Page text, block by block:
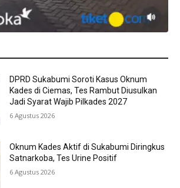
DPRD Sukabumi Soroti Kasus Oknum
Kades di Ciemas, Tes Rambut Diusulkan
Jadi Syarat Wajib Pilkades 2027
6 Agustus 2026
Oknum Kades Aktif di Sukabumi Diringkus
Satnarkoba, Tes Urine Positif
6 Agustus 2026